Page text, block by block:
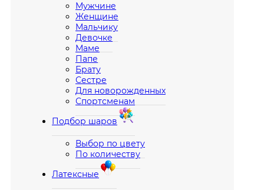
Мужчине
Женщине
Мальчику
Девочке
Маме
Папе
Брату
Сестре
Для новорожденных
Спортсменам
Подбор шаров
Выбор по цвету
По количеству
Латексные